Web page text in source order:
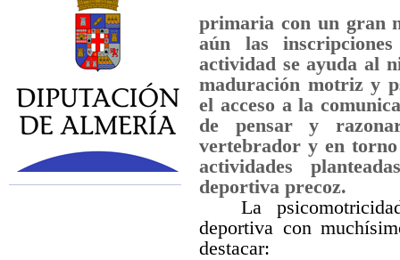
primaria con un gran
aún las
actividad se ayuda al
maduración motriz y
el acceso a la
de pensar y
vertebrador y en
actividades
deportiva precoz.
La
deportiva con
destacar: